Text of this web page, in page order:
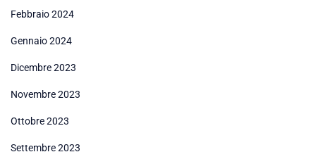
Febbraio 2024
Gennaio 2024
Dicembre 2023
Novembre 2023
Ottobre 2023
Settembre 2023